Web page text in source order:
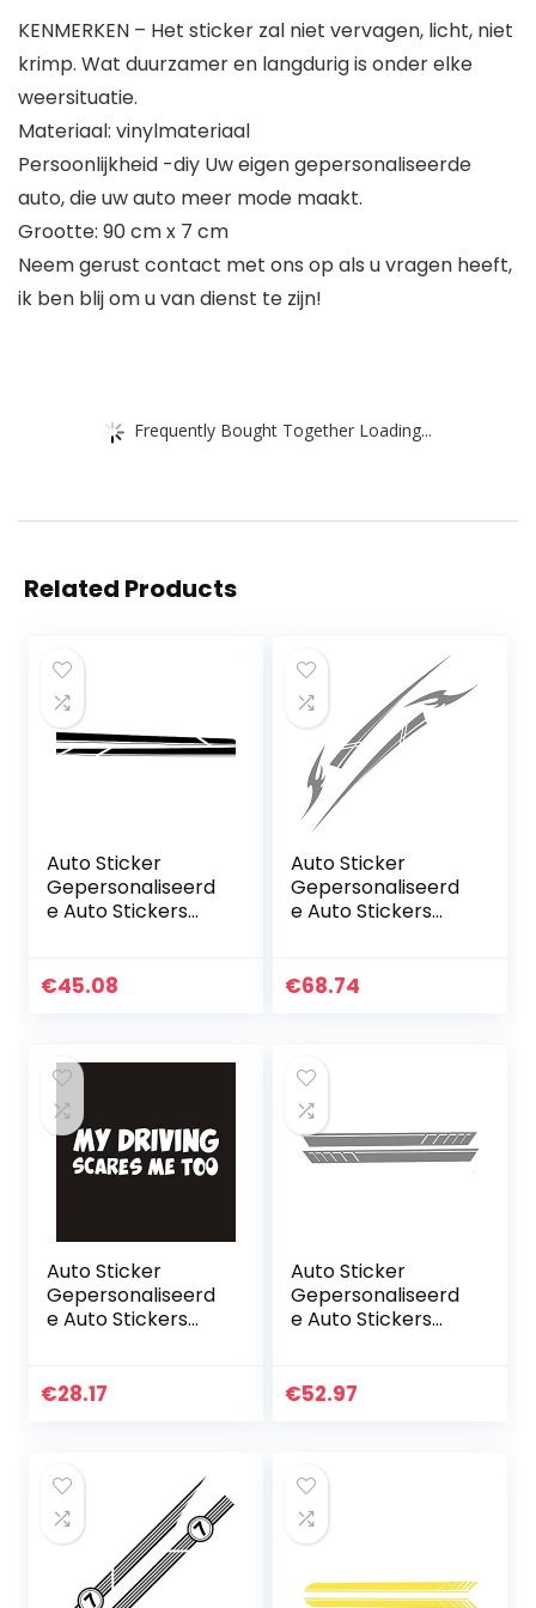
KENMERKEN – Het sticker zal niet vervagen, licht, niet
krimp. Wat duurzamer en langdurig is onder elke
weersituatie.
Materiaal: vinylmateriaal
Persoonlijkheid -diy Uw eigen gepersonaliseerde
auto, die uw auto meer mode maakt.
Grootte: 90 cm x 7 cm
Neem gerust contact met ons op als u vragen heeft,
ik ben blij om u van dienst te zijn!
Frequently Bought Together Loading...
Related Products
Auto Sticker
Gepersonaliseerd
e Auto Stickers
Auto Styling Stick
€45.08
Auto Sticker
Gepersonaliseerd
e Auto Stickers
Styling Stick Auto
€68.74
Auto Sticker
Gepersonaliseerd
e Auto Stickers
Styling Stick Auto
€28.17
Auto Sticker
Gepersonaliseerd
e Auto Stickers
Styling Stick Auto
€52.97